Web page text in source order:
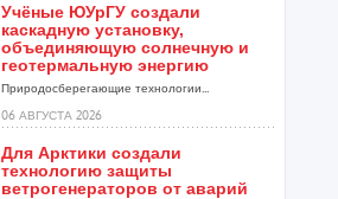
Учёные ЮУрГУ создали
каскадную установку,
объединяющую солнечную и
геотермальную энергию
Природосберегающие технологии...
06 АВГУСТА 2026
Для Арктики создали
технологию защиты
ветрогенераторов от аварий